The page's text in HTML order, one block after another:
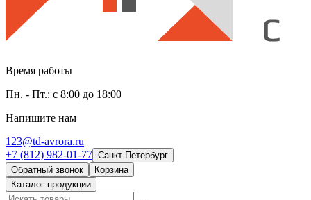
Время работы
Пн. - Пт.: с 8:00 до 18:00
Напишите нам
123@td-avrora.ru
+7 (812) 982-01-77 Санкт-Петербург
Обратный звонок
Корзина
Каталог продукции